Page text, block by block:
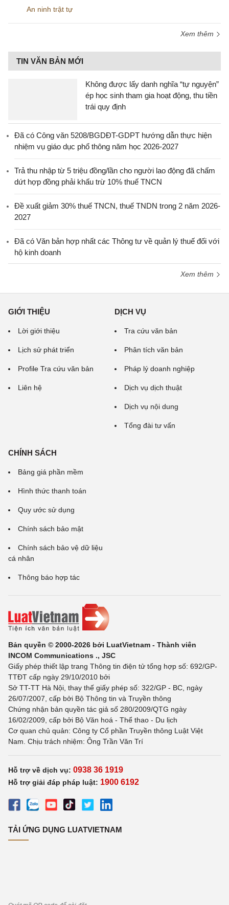
An ninh trật tự
Xem thêm
TIN VĂN BẢN MỚI
Không được lấy danh nghĩa “tự nguyện”
ép học sinh tham gia hoạt động, thu tiền
trái quy định
Đã có Công văn 5208/BGDĐT-GDPT hướng dẫn thực hiện
nhiệm vụ giáo dục phổ thông năm học 2026-2027
Trả thu nhập từ 5 triệu đồng/lần cho người lao động đã chấm
dứt hợp đồng phải khấu trừ 10% thuế TNCN
Đề xuất giảm 30% thuế TNCN, thuế TNDN trong 2 năm 2026-
2027
Đã có Văn bản hợp nhất các Thông tư về quản lý thuế đối với
hộ kinh doanh
Xem thêm
GIỚI THIỆU
Lời giới thiệu
Lịch sử phát triển
Profile Tra cứu văn bản
Liên hệ
DỊCH VỤ
Tra cứu văn bản
Phân tích văn bản
Pháp lý doanh nghiệp
Dịch vụ dịch thuật
Dịch vụ nội dung
Tổng đài tư vấn
CHÍNH SÁCH
Bảng giá phần mềm
Hình thức thanh toán
Quy ước sử dụng
Chính sách bảo mật
Chính sách bảo vệ dữ liệu
cá nhân
Thông báo hợp tác
Bản quyền © 2000-2026 bởi LuatVietnam - Thành viên
INCOM Communications ., JSC
Giấy phép thiết lập trang Thông tin điện tử tổng hợp số: 692/GP-
TTĐT cấp ngày 29/10/2010 bởi
Sở TT-TT Hà Nội, thay thế giấy phép số: 322/GP - BC, ngày
26/07/2007, cấp bởi Bộ Thông tin và Truyền thông
Chứng nhận bản quyền tác giả số 280/2009/QTG ngày
16/02/2009, cấp bởi Bộ Văn hoá - Thể thao - Du lịch
Cơ quan chủ quản: Công ty Cổ phần Truyền thông Luật Việt
Nam. Chịu trách nhiệm: Ông Trần Văn Trí
Hỗ trợ về dịch vụ: 0938 36 1919
Hỗ trợ giải đáp pháp luật: 1900 6192
TẢI ỨNG DỤNG LUATVIETNAM